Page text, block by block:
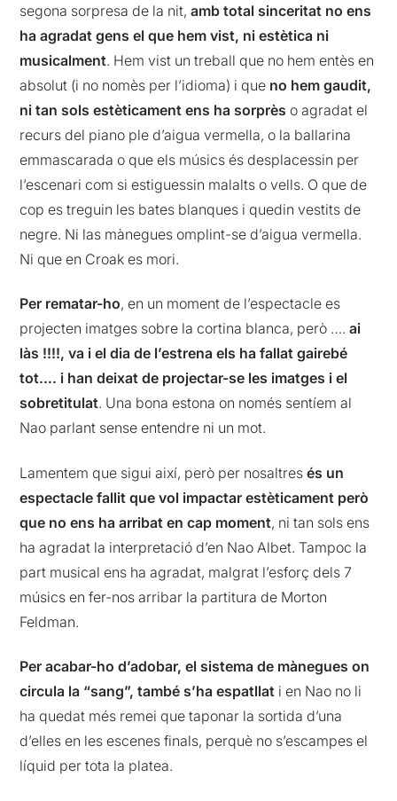
segona sorpresa de la nit,amb total sinceritat no ens
ha agradat gens el que hem vist, ni estètica ni
musicalment. Hem vist un treball que no hem entès en
absolut (i no nomès per l’idioma) i que no hem gaudit,
ni tan sols estèticament ens ha sorprès o agradat el
recurs del piano ple d’aigua vermella, o la ballarina
emmascarada o que els músics és desplacessin per
l’escenari com si estiguessin malalts o vells. O que de
cop es treguin les bates blanques i quedin vestits de
negre. Ni las mànegues omplint-se d’aigua vermella.
Ni que en Croak es mori.
Per rematar-ho, en un moment de l’espectacle es
projecten imatges sobre la cortina blanca, però ….ai
làs !!!!, va i el dia de l’estrena els ha fallat gairebé
tot…. i han deixat de projectar-se les imatges i el
sobretitulat. Una bona estona on només sentíem al
Nao parlant sense entendre ni un mot.
Lamentem que sigui així, però per nosaltresés un
espectacle fallit que vol impactar estèticament però
que no ens ha arribat en cap moment, ni tan sols ens
ha agradat la interpretació d’en Nao Albet. Tampoc la
part musical ens ha agradat, malgrat l’esforç dels 7
músics en fer-nos arribar la partitura de Morton
Feldman.
Per acabar-ho d’adobar, el sistema de mànegues on
circula la “sang”, també s’ha espatllat i en Nao no li
ha quedat més remei que taponar la sortida d’una
d’elles en les escenes finals, perquè no s’escampes el
líquid per tota la platea.